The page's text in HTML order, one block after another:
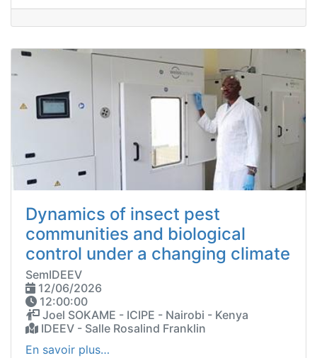
Dynamics of insect pest
communities and biological
control under a changing climate
SemIDEEV
12/06/2026
12:00:00
Joel SOKAME - ICIPE - Nairobi - Kenya
IDEEV - Salle Rosalind Franklin
En savoir plus…